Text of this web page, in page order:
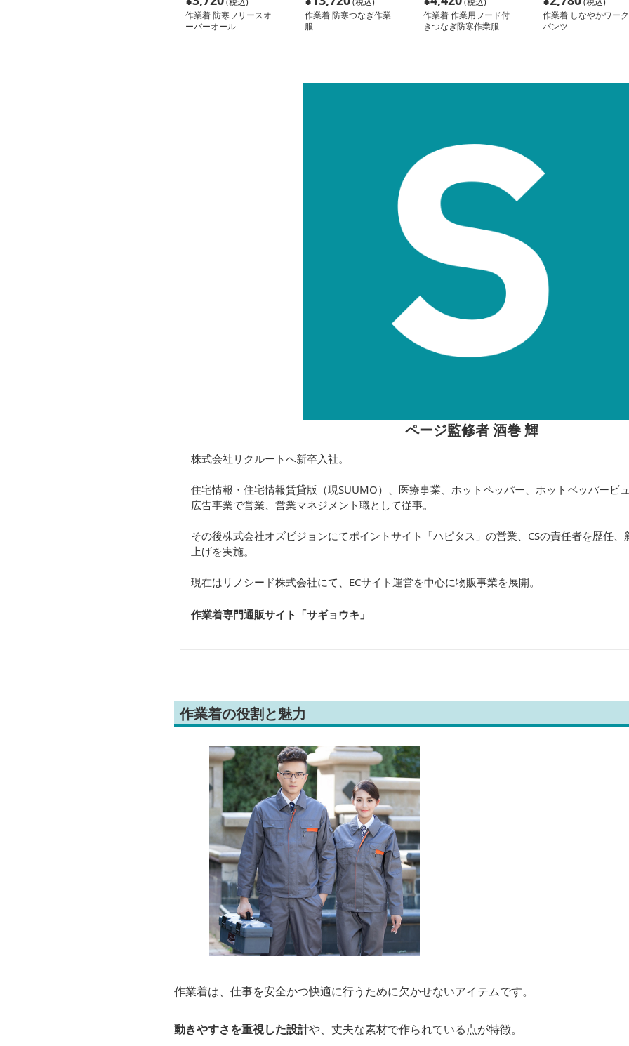
作業着 防寒フリースオ
ーバーオール
作業着 防寒つなぎ作業
服
作業着 作業用フード付
きつなぎ防寒作業服
作業着 しなやかワーク
パンツ
ページ監修者 酒巻 輝
株式会社リクルートへ新卒入社。
住宅情報・住宅情報賃貸版（現SUUMO）、医療事業、ホットペッパー、ホットペッパービ
広告事業で営業、営業マネジメント職として従事。
その後株式会社オズビジョンにてポイントサイト「ハピタス」の営業、CSの責任者を歴任、
上げを実施。
現在はリノシード株式会社にて、ECサイト運営を中心に物販事業を展開。
作業着専門通販サイト「サギョウキ 」
作業着の役割と魅力
作業着は、仕事を安全かつ快適に行うために欠かせないアイテムです。
動きやすさを重視した設計や、丈夫な素材で作られている点が特徴。